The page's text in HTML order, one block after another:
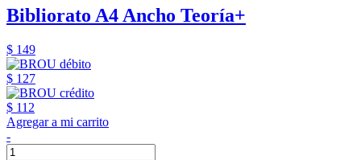
Bibliorato A4 Ancho Teoría+
$ 149
$ 127
$ 112
Agregar a mi carrito
-